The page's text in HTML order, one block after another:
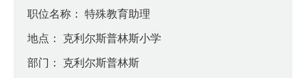
职位名称： 特殊教育助理
地点： 克利尔斯普林斯小学
部门： 克利尔斯普林斯